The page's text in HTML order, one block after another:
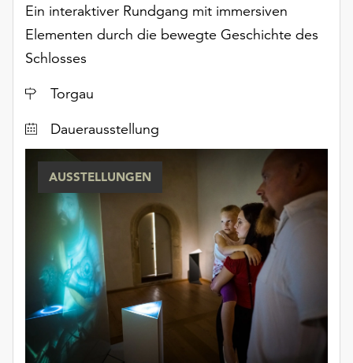
Ein interaktiver Rundgang mit immersiven
Elementen durch die bewegte Geschichte des
Schlosses
Ort
Torgau
Dauerausstellung
AUSSTELLUNGEN